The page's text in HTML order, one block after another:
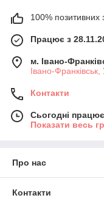
100% позитивних
Працює з
м. Івано-
Івано-Франківськ,
Контакти
Сьогодні
Показати весь
Про нас
Контакти